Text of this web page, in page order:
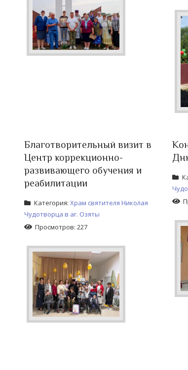
Благотворительный визит в
Центр коррекционно-
развивающего обучения и
реабилитации
Категория:Храм святителя Николая
Чудотворца в аг. Озяты
Просмотров: 227